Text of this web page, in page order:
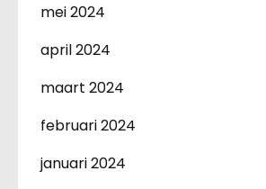
mei 2024
april 2024
maart 2024
februari 2024
januari 2024